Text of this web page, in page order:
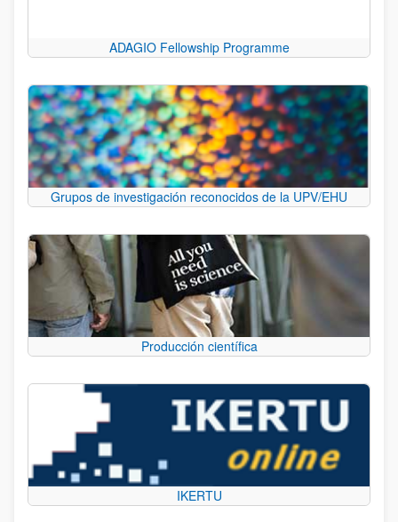
ADAGIO Fellowship Programme
Grupos de investigación reconocidos de la UPV/EHU
Producción científica
IKERTU